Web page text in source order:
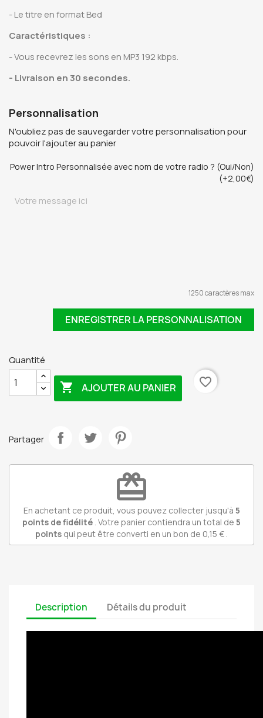
- Le titre en format Bed
Caractéristiques :
- Vous recevrez les sons en MP3 192 kbps.
- Livraison en 30 secondes.
Personnalisation
N'oubliez pas de sauvegarder votre personnalisation pour
pouvoir l'ajouter au panier
Power Intro Personnalisée avec nom de votre radio ? (Oui/Non)
(+2,00€)
1250 caractères max
ENREGISTRER LA PERSONNALISATION
Quantité
 AJOUTER AU PANIER favorite_border
Partager
redeem
En achetant ce produit, vous pouvez collecter jusqu'à 5
points de fidélité . Votre panier contiendra un total de 5
points qui peut être converti en un bon de 0,15 € .
Description Détails du produit